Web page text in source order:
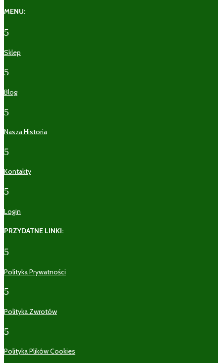
MENU:
5
Sklep
5
Blog
5
Nasza Historia
5
Kontakty
5
Login
PRZYDATNE LINKI:
5
Polityka Prywatności
5
Polityka Zwrotów
5
Polityka Plików Cookies